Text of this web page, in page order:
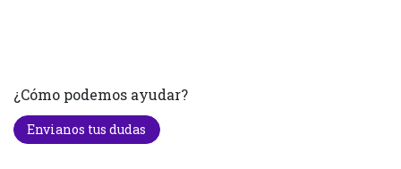
¿Cómo podemos ayudar?
Envianos tus dudas